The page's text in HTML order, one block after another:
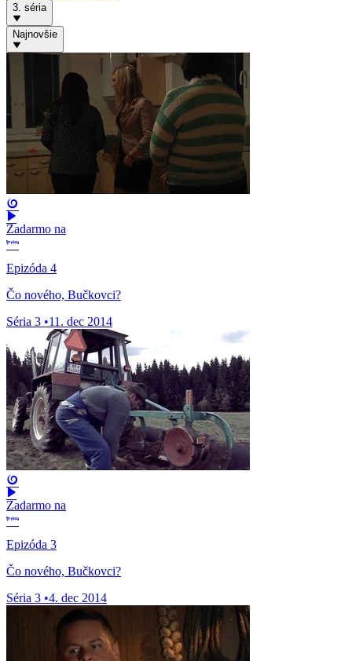
3. séria
Najnovšie
Zadarmo na
Epizóda 4
Čo nového, Bučkovci?
Séria 3 •11. dec 2014
Zadarmo na
Epizóda 3
Čo nového, Bučkovci?
Séria 3 •4. dec 2014